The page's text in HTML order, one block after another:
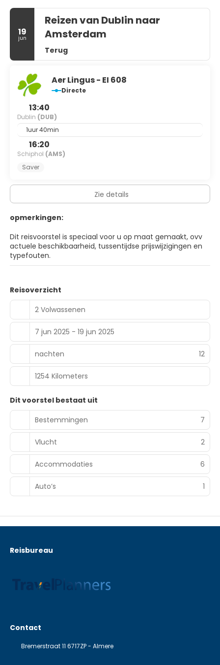
19
jun
Reizen van Dublin naar
Amsterdam
Terug
Aer Lingus - EI 608
Directe
13:40
Dublin (DUB)
1uur 40min
16:20
Schiphol (AMS)
Saver
Zie details
opmerkingen:
Dit reisvoorstel is speciaal voor u op maat gemaakt, ovv
actuele beschikbaarheid, tussentijdse prijswijzigingen en
typefouten.
Reisoverzicht
2 Volwassenen
7 jun 2025 - 19 jun 2025
nachten 12
1254 Kilometers
Dit voorstel bestaat uit
Bestemmingen
7
Vlucht 2
Accommodaties 6
Auto’s 1
Reisbureau
Contact
Bremerstraat 11 6717ZP - Almere